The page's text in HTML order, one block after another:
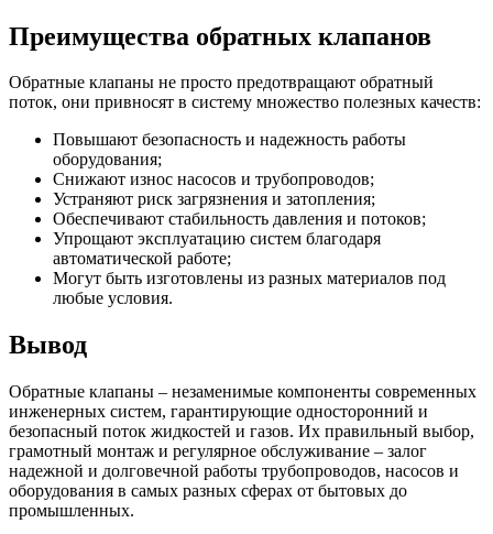
Преимущества обратных клапанов
Обратные клапаны не просто предотвращают обратный
поток, они привносят в систему множество полезных качеств:
Повышают безопасность и надежность работы
оборудования;
Снижают износ насосов и трубопроводов;
Устраняют риск загрязнения и затопления;
Обеспечивают стабильность давления и потоков;
Упрощают эксплуатацию систем благодаря
автоматической работе;
Могут быть изготовлены из разных материалов под
любые условия.
Вывод
Обратные клапаны – незаменимые компоненты современных
инженерных систем, гарантирующие односторонний и
безопасный поток жидкостей и газов. Их правильный выбор,
грамотный монтаж и регулярное обслуживание – залог
надежной и долговечной работы трубопроводов, насосов и
оборудования в самых разных сферах от бытовых до
промышленных.